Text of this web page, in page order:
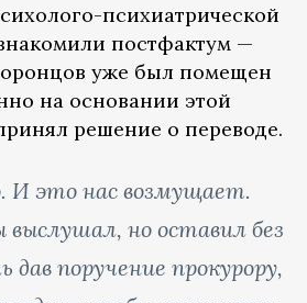
психиатрической
постфактум —
уже был помещен
на основании этой
решение о переводе.
И это нас возмущает.
выслушал, но оставил без
поручение прокурору,